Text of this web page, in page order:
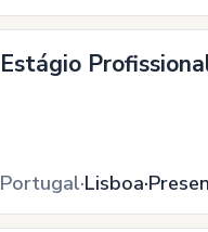
Estágio
Portugal Lisboa